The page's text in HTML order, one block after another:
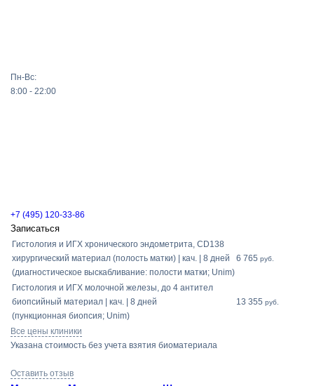
Пн-Вс:
8:00 - 22:00
+7 (495) 120-33-86
Записаться
Гистология и ИГХ хронического эндометрита, СD138
хирургический материал (полость матки) | кач. | 8 дней
(диагностическое выскабливание: полости матки; Unim)
6 765 руб.
Гистология и ИГХ молочной железы, до 4 антител
биопсийный материал | кач. | 8 дней
(пункционная биопсия; Unim)
13 355 руб.
Все цены клиники
Указана стоимость без учета взятия биоматериала
Оставить отзыв